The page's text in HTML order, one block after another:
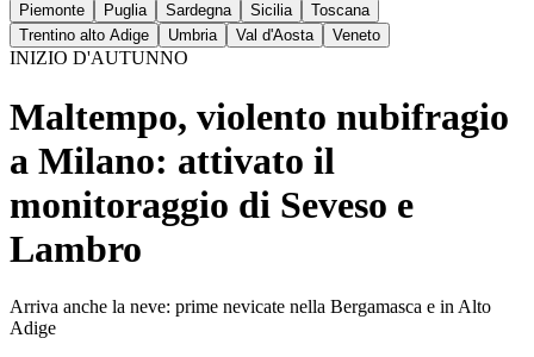
Piemonte
Puglia Sardegna Sicilia
Toscana
Trentino alto Adige
Umbria Val d'Aosta Veneto
INIZIO D'AUTUNNO
Maltempo, violento nubifragio
a Milano: attivato il
monitoraggio di Seveso e
Lambro
Arriva anche la neve: prime nevicate nella Bergamasca e in Alto
Adige